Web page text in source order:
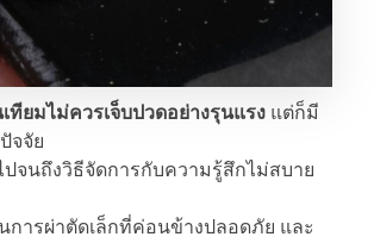
ทียมไม่ควรเจ็บปวดอย่างรุนแรง แต่ก็มี
จจัย
จนถึงวิธีจัดการกับความรู้สึกไม่สบาย
การผ่าตัดเล็กที่ค่อนข้างปลอดภัย และ